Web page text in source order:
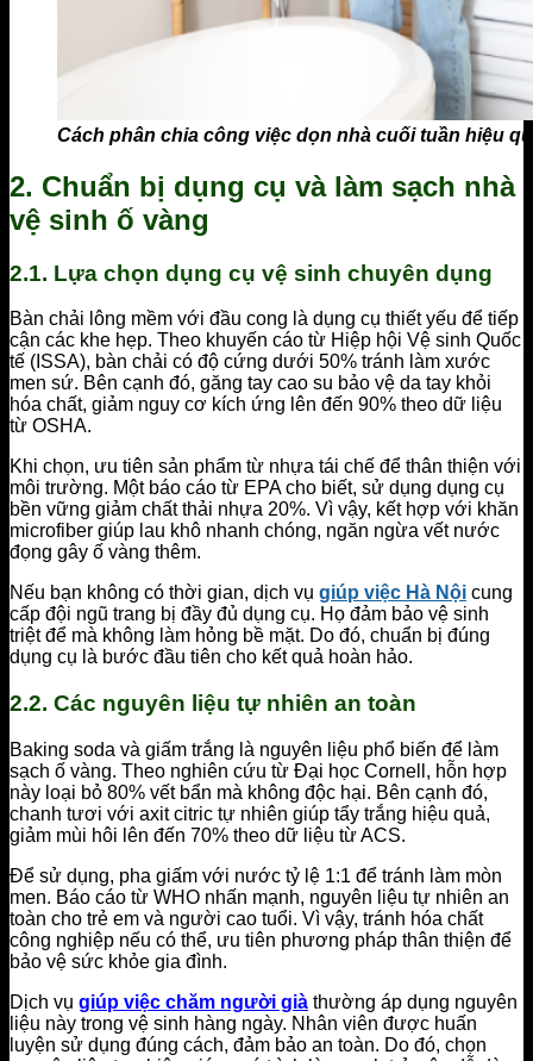
Cách phân chia công việc dọn nhà cuối tuần hiệu
2. Chuẩn bị dụng cụ và làm sạch nhà
vệ sinh ố vàng
2.1. Lựa chọn dụng cụ vệ sinh chuyên dụng
Bàn chải lông mềm với đầu cong là dụng cụ thiết yếu để tiếp
cận các khe hẹp. Theo khuyến cáo từ Hiệp hội Vệ sinh Quốc
tế (ISSA), bàn chải có độ cứng dưới 50% tránh làm xước
men sứ. Bên cạnh đó, găng tay cao su bảo vệ da tay khỏi
hóa chất, giảm nguy cơ kích ứng lên đến 90% theo dữ liệu
từ OSHA.
Khi chọn, ưu tiên sản phẩm từ nhựa tái chế để thân thiện với
môi trường. Một báo cáo từ EPA cho biết, sử dụng dụng cụ
bền vững giảm chất thải nhựa 20%. Vì vậy, kết hợp với khăn
microfiber giúp lau khô nhanh chóng, ngăn ngừa vết nước
đọng gây ố vàng thêm.
Nếu bạn không có thời gian, dịch vụ giúp việc Hà Nội cung
cấp đội ngũ trang bị đầy đủ dụng cụ. Họ đảm bảo vệ sinh
triệt để mà không làm hỏng bề mặt. Do đó, chuẩn bị đúng
dụng cụ là bước đầu tiên cho kết quả hoàn hảo.
2.2. Các nguyên liệu tự nhiên an toàn
Baking soda và giấm trắng là nguyên liệu phổ biến để làm
sạch ố vàng. Theo nghiên cứu từ Đại học Cornell, hỗn hợp
này loại bỏ 80% vết bẩn mà không độc hại. Bên cạnh đó,
chanh tươi với axit citric tự nhiên giúp tẩy trắng hiệu quả,
giảm mùi hôi lên đến 70% theo dữ liệu từ ACS.
Để sử dụng, pha giấm với nước tỷ lệ 1:1 để tránh làm mòn
men. Báo cáo từ WHO nhấn mạnh, nguyên liệu tự nhiên an
toàn cho trẻ em và người cao tuổi. Vì vậy, tránh hóa chất
công nghiệp nếu có thể, ưu tiên phương pháp thân thiện để
bảo vệ sức khỏe gia đình.
Dịch vụ giúp việc chăm người già thường áp dụng nguyên
liệu này trong vệ sinh hàng ngày. Nhân viên được huấn
luyện sử dụng đúng cách, đảm bảo an toàn. Do đó, chọn